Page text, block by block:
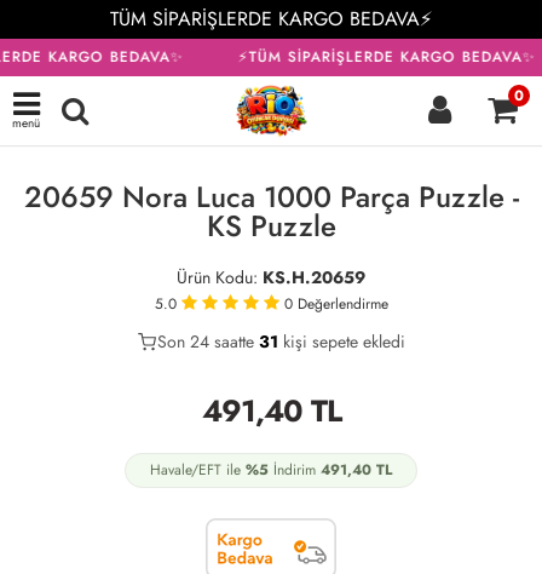
TÜM SİPARİŞLERDE KARGO BEDAVA⚡
KARGO BEDAVA✨ ⚡TÜM SİPARİŞLERDE KARGO BEDAVA✨
menü
0
20659 Nora Luca 1000 Parça Puzzle -
KS Puzzle
Ürün Kodu: KS.H.20659
5.0 0 Değerlendirme
26
Son 24 saatte 31 kişi sepete ekledi
9
491,40TL
Havale/EFT ile %5 İndirim 491,40 TL